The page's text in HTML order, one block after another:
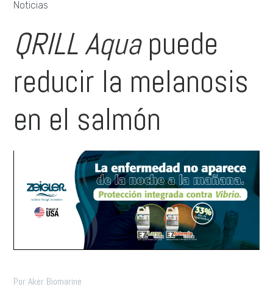
QRILL Aqua
reducir la melanosis
en el salmón